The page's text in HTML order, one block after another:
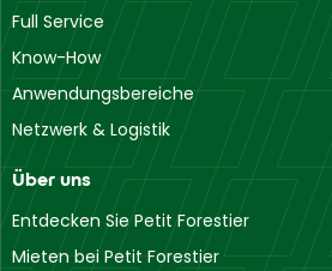
Full Service
Know-How
Anwendungsbereiche
Netzwerk & Logistik
Über uns
Entdecken Sie Petit Forestier
Mieten bei Petit Forestier